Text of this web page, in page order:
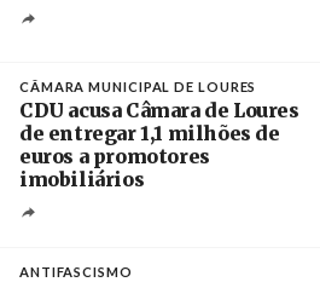
CÂMARA MUNICIPAL DE LOURES
CDU acusa Câmara de Loures
de entregar 1,1 milhões de
euros a promotores
imobiliários
ANTIFASCISMO